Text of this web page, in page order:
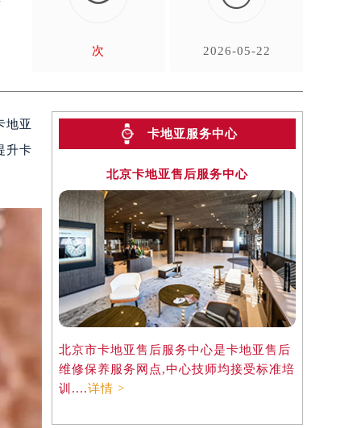
次 2026-05-22
地亚
升卡
卡地亚服务中心
北京卡地亚售后服务中心
北京市卡地亚售后服务中心是卡地亚售后
维修保养服务网点,中心技师均接受标准培
训....详情 >